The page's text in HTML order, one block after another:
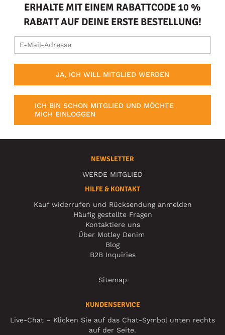
ERHALTE MIT EINEM RABATTCODE 10 %
RABATT AUF DEINE ERSTE BESTELLUNG!
JA, ICH WILL MITGLIED WERDEN
ICH BIN SCHON MITGLIED UND MÖCHTE
MICH EINLOGGEN
NEWSLETTER
WERDE MITGLIED
HILFE & KONTAKT
Kauf widerrufen und Rücksendung anmelden
Häufig gestellte Fragen
Kontaktiere uns
Über Motley Denim
Blog
B2B Inquiries
Sitemap
KUNDENSERVICE
Live-Chat – Klicken Sie auf das Chat-Symbol unten rechts
auf der Seite.